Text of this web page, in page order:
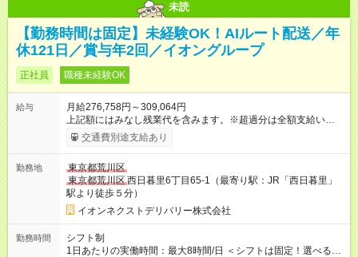
未読
【勤務時間は固定】未経験OK！AIルート配送／年
休121日／賞与年2回／イオングループ
正社員 職種未経験OK
給与
月給276,758円～309,064円
上記額にはみなし残業代を含みます。※超過分は全額支給いたし
ます。 みなし残業代 19,758円 ～ 22,064円／月 みなし残業時
間 10時間／月 【試用期間】試用期間あり 試用期間の長さ：3ヶ
用形態：本採用時と同じです。 給与：月給 263,835
円 ～ 269,219円 上記額にはみなし残業代を含みます。※超過分
は全額支給いたします。 みなし残業代 18,835円以上／月 みなし
残業時間 10時間／月 ※研修および試用期間中は給与が上記にな
り、 その他の待遇に変更はございません。 ■本配属後：月給
276,758円～309,064円 ※定額残業代10h分（19,758円～22,064
円)を含む（超過分は別途支給）
交通費別途支給あり
勤務地
東京都荒川区
東京都荒川区西日暮里6丁目65-1（最寄り駅：JR「西日暮里」
駅より徒歩５分）
イオンネクストデリバリー株式会社
勤務時間
シフト制
1日あたりの実働時間：最大8時間/日 ＜シフトは固定！選べる勤